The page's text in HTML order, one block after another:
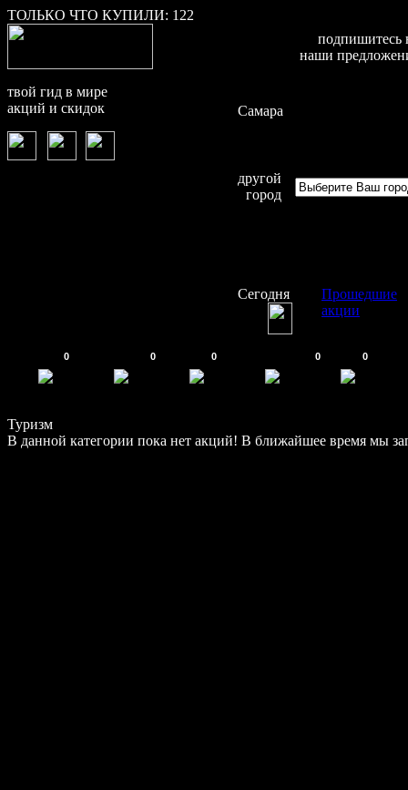
ТОЛЬКО ЧТО КУПИЛИ: 122
твой гид в мире
акций и скидок
подпишитесь
наши
Самара
другой
город
Сегодня
Прошедшие
акции
0 0 0 0 0
Туризм
В данной категории пока нет акций! В ближайшее время мы